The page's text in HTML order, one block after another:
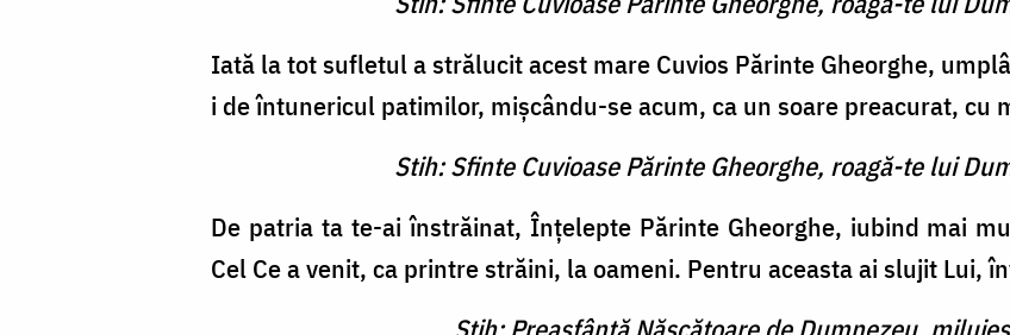
Iată la tot sufletul a strălucit acest mare Cuvios Părinte Gheorghe,
i de întunericul patimilor, mişcându-se acum, ca un soare prea­curat, cu
Stih: Sfinte Cuvioase Părinte Gheorghe, roagă-te lui
De patria ta te-ai înstrăinat, Înţelepte Părinte Gheorghe, iubind mai
Cel Ce a venit, ca printre străini, la oameni. Pentru aceasta ai slujit Lui,